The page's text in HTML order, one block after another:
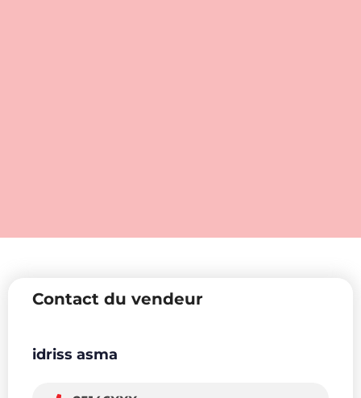
Contact du vendeur
idriss asma